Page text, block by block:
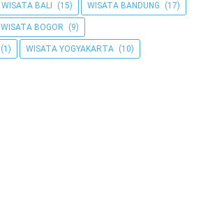
WISATA BALI (15) WISATA BANDUNG (17)
WISATA BOGOR (9)
(1) WISATA YOGYAKARTA (10)